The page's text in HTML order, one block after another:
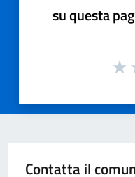
su questa
Contatta il